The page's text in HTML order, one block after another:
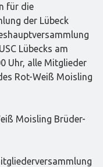
für die
der Lübeck
Lübecks am
Uhr, alle Mitglieder
Rot-Weiß Moisling
Moisling Brüder-